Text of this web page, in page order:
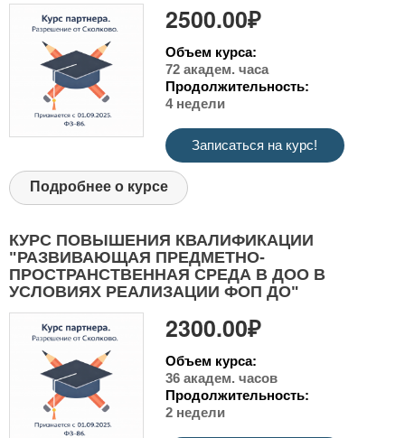
2500.00₽
Объем курса:
72 академ. часа
Продолжительность:
4 недели
Записаться на курс!
Подробнее о курсе
КУРС ПОВЫШЕНИЯ КВАЛИФИКАЦИИ
"РАЗВИВАЮЩАЯ ПРЕДМЕТНО-
ПРОСТРАНСТВЕННАЯ СРЕДА В ДОО В
УСЛОВИЯХ РЕАЛИЗАЦИИ ФОП ДО"
2300.00₽
Объем курса:
36 академ. часов
Продолжительность:
2 недели